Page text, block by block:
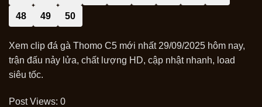
48 49 50
Xem clip đá gà Thomo C5 mới nhất 29/09/2025 hôm nay,
trận đấu nảy lửa, chất lượng HD, cập nhật nhanh, load
siêu tốc.
Post Views: 0